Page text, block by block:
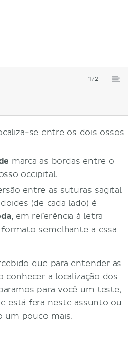
1/2
se entre os dois ossos
marca as bordas entre o
occipital.
entre as suturas sagital
(de cada lado) é
, em referência à letra
semelhante a essa
que para entender as
conhecer a localização dos
para você um teste,
está fera neste assunto ou
um pouco mais.